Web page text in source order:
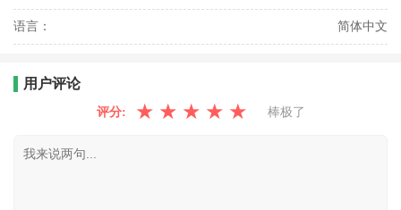
语言： 简体中文
用户评论
评分: ★ ★ ★ ★ ★ 棒极了